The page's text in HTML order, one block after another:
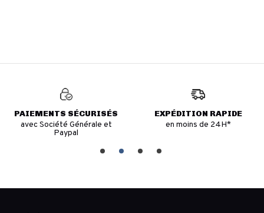
PAIEMENTS SÉCURISÉS
avec Société Générale et
Paypal
EXPÉDITION RAPIDE
en moins de 24H*